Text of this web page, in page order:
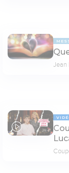
Jean
29:41